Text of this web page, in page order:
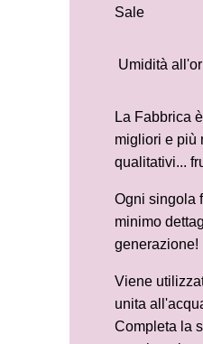
Sale ---
Umidità
La Fabbrica
migliori e più
qualitativi...
Ogni singola
minimo
generazione!
Viene
unita
Completa la